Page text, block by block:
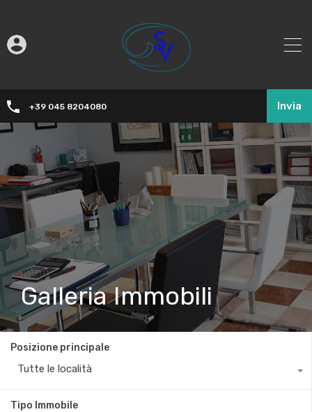
+39 045 8204080 Invia
Galleria Immobili
Posizione principale
Tutte le località
Tipo Immobile